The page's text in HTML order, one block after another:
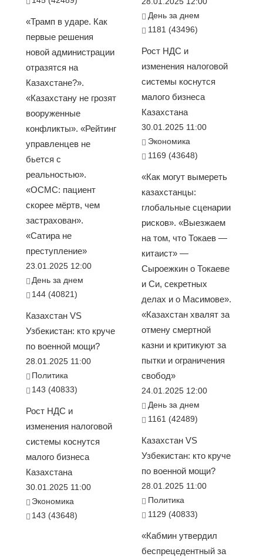
«Трамп в ударе. Как
первые решения
новой администрации
отразятся на
Казахстане?».
«Казахстану не грозят
вооруженные
конфликты». «Рейтинг
управленцев не
бьется с
реальностью».
«ОСМС: пациент
скорее мёртв, чем
застрахован».
«Сатира не
преступление»
23.01.2025 12:00
День за днем
144 (40821)
Казахстан VS
Узбекистан: кто круче
по военной мощи?
28.01.2025 11:00
Политика
143 (40833)
Рост НДС и
изменения налоговой
системы коснутся
малого бизнеса
Казахстана
30.01.2025 11:00
Экономика
143 (43648)
День за днем
1181 (43496)
Рост НДС и
изменения налоговой
системы коснутся
малого бизнеса
Казахстана
30.01.2025 11:00
Экономика
1169 (43648)
«Как могут вымереть
казахстанцы:
глобальные сценарии
рисков». «Выезжаем
на том, что Токаев —
китаист» —
Сыроежкин о Токаеве
и Си, секретных
делах и о Масимове».
«Казахстан хвалят за
отмену смертной
казни и критикуют за
пытки и ограничения
свобод»
24.01.2025 12:00
День за днем
1161 (42489)
Казахстан VS
Узбекистан: кто круче
по военной мощи?
28.01.2025 11:00
Политика
1129 (40833)
«Кабмин утвердил
беспрецедентный за